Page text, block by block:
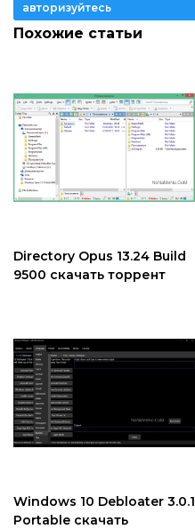
авторизуйтесь
Похожие статьи
Directory Opus 13.24 Build
9500 скачать торрент
Windows 10 Debloater 3.0.1
Portable скачать